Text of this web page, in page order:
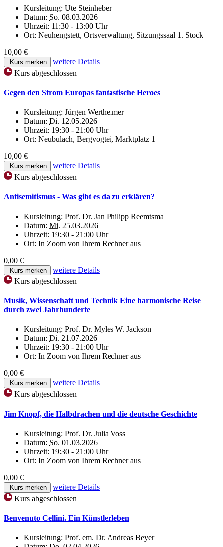
Kursleitung: Ute Steinheber
Datum: So. 08.03.2026
Uhrzeit: 11:30 - 13:00 Uhr
Ort: Neuhengstett, Ortsverwaltung, Sitzungssaal 1. Stock
10,00 €
Kurs merken
weitere Details
Kurs abgeschlossen
Gegen den Strom Europas fantastische Heroes
Kursleitung: Jürgen Wertheimer
Datum: Di. 12.05.2026
Uhrzeit: 19:30 - 21:00 Uhr
Ort: Neubulach, Bergvogtei, Marktplatz 1
10,00 €
Kurs merken
weitere Details
Kurs abgeschlossen
Antisemitismus - Was gibt es da zu erklären?
Kursleitung: Prof. Dr. Jan Philipp Reemtsma
Datum: Mi. 25.03.2026
Uhrzeit: 19:30 - 21:00 Uhr
Ort: In Zoom von Ihrem Rechner aus
0,00 €
Kurs merken
weitere Details
Kurs abgeschlossen
Musik, Wissenschaft und Technik Eine harmonische Reise
durch zwei Jahrhunderte
Kursleitung: Prof. Dr. Myles W. Jackson
Datum: Di. 21.07.2026
Uhrzeit: 19:30 - 21:00 Uhr
Ort: In Zoom von Ihrem Rechner aus
0,00 €
Kurs merken
weitere Details
Kurs abgeschlossen
Jim Knopf, die Halbdrachen und die deutsche Geschichte
Kursleitung: Prof. Dr. Julia Voss
Datum: So. 01.03.2026
Uhrzeit: 19:30 - 21:00 Uhr
Ort: In Zoom von Ihrem Rechner aus
0,00 €
Kurs merken
weitere Details
Kurs abgeschlossen
Benvenuto Cellini. Ein Künstlerleben
Kursleitung: Prof. em. Dr. Andreas Beyer